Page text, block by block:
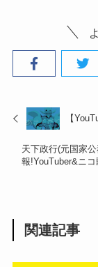
【
天下政行(元国家
報!YouTuber&ニコ
関連記事